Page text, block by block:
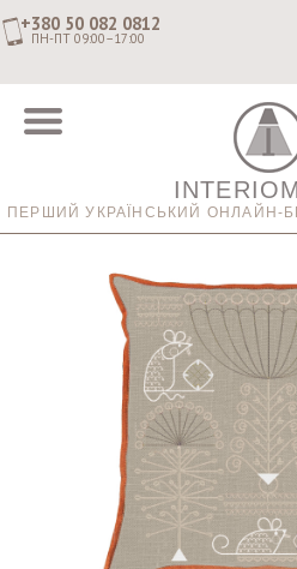
+380 50 082 0812
ПН-ПТ 09:00–17:00
ПЕРШИЙ УКРАЇНСЬКИЙ ОНЛАЙН-